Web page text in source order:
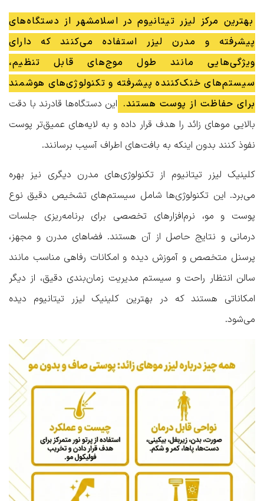
بهترین مرکز لیزر تیتانیوم در اسلامشهر از دستگاه‌های
پیشرفته و مدرن لیزر استفاده می‌کنند که دارای
ویژگی‌هایی مانند طول موج‌های قابل تنظیم،
سیستم‌های خنک‌کننده پیشرفته و تکنولوژی‌های هوشمند
برای حفاظت از پوست هستند. این دستگاه‌ها قادرند با دقت
بالایی موهای زائد را هدف قرار داده و به لایه‌های عمیق‌تر پوست
نفوذ کنند بدون اینکه به بافت‌های اطراف آسیب برسانند.
کلینیک لیزر تیتانیوم از تکنولوژی‌های مدرن دیگری نیز بهره
می‌برد. این تکنولوژی‌ها شامل سیستم‌های تشخیص دقیق نوع
پوست و مو، نرم‌افزارهای تخصصی برای برنامه‌ریزی جلسات
درمانی و نتایج حاصل از آن هستند. فضاهای مدرن و مجهز،
پرسنل متخصص و آموزش دیده و امکانات رفاهی مناسب مانند
سالن انتظار راحت و سیستم مدیریت زمان‌بندی دقیق، از دیگر
امکاناتی هستند که در بهترین کلینیک لیزر تیتانیوم دیده
می‌شود.